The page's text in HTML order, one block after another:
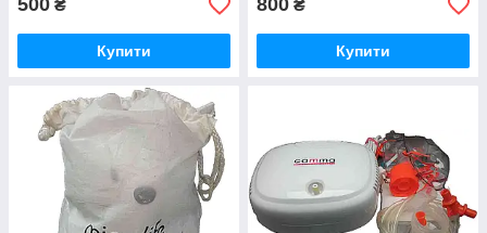
500 ₴
Купити
800 ₴
Купити